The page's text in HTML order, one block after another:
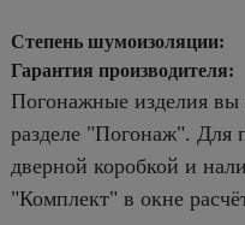
Степень шумоизоляции:
Гарантия производителя:
Погонажные изделия вы
разделе "Погонаж". Для
дверной коробкой и
"Комплект" в окне